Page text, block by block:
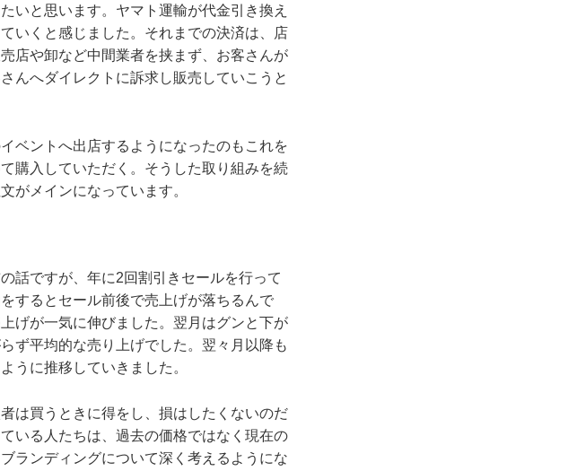
いと思います。ヤマト運輸が代金引き換え
いくと感じました。それまでの決済は、店
店や卸など中間業者を挟まず、お客さんが
んへダイレクトに訴求し販売していこうと
ベントへ出店するようになったのもこれを
購入していただく。そうした取り組みを続
がメインになっています。
話ですが、年に2回割引きセールを行って
するとセール前後で売上げが落ちるんで
げが一気に伸びました。翌月はグンと下が
ず平均的な売り上げでした。翌々月以降も
うに推移していきました。
は買うときに得をし、損はしたくないのだ
いる人たちは、過去の価格ではなく現在の
ランディングについて深く考えるようにな